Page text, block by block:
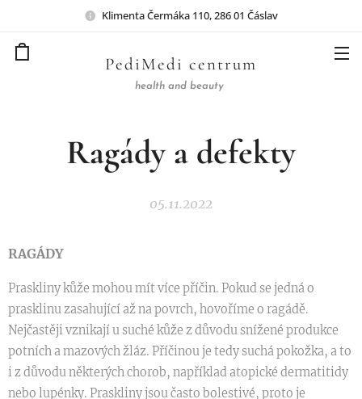
Klimenta Čermáka 110, 286 01 Čáslav
PediMedi centrum
health and beauty
Ragády a defekty
05.11.2022
RAGÁDY
Praskliny kůže mohou mít více příčin. Pokud se jedná o
prasklinu zasahující až na povrch, hovoříme o ragádě.
Nejčastěji vznikají u suché kůže z důvodu snížené produkce
potních a mazových žláz. Příčinou je tedy suchá pokožka, a to
i z důvodu některých chorob, například atopické dermatitidy
nebo lupénky. Praskliny jsou často bolestivé, proto je